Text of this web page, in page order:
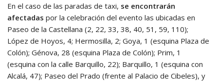
En el caso de las paradas de taxi, se encontrarán
afectadas por la celebración del evento las ubicadas en
Paseo de la Castellana (2, 22, 33, 38, 40, 51, 59, 110);
López de Hoyos, 4; Hermosilla, 2; Goya, 1 (esquina Plaza de
Colón); Génova, 28 (esquina Plaza de Colón); Prim, 1
(esquina con la calle Barquillo, 22); Barquillo, 1 (esquina con
Alcalá, 47); Paseo del Prado (frente al Palacio de Cibeles), y